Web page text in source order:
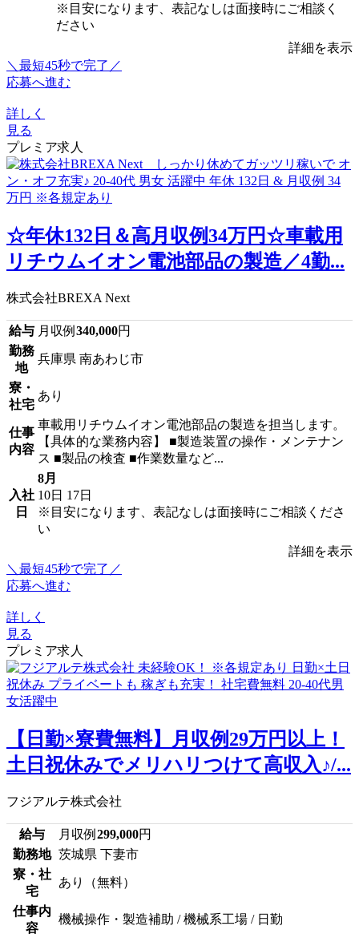
※目安になります、表記なしは面接時にご相談く
ださい
詳細を表示
＼最短45秒で完了／
応募へ進む
詳しく
見る
プレミア求人
☆年休132日＆高月収例34万円☆車載用
リチウムイオン電池部品の製造／4勤...
株式会社BREXA Next
給与 月収例 340,000円
勤務
地
兵庫県 南あわじ市
寮・
社宅
あり
仕事
内容
車載用リチウムイオン電池部品の製造を担当します。
【具体的な業務内容】 ■製造装置の操作・メンテナン
ス ■製品の検査 ■作業数量など...
入社
日
8月
10日 17日
※目安になります、表記なしは面接時にご相談くださ
い
詳細を表示
＼最短45秒で完了／
応募へ進む
詳しく
見る
プレミア求人
【日勤×寮費無料】月収例29万円以上！
土日祝休みでメリハリつけて高収入♪/...
フジアルテ株式会社
給与 月収例 299,000円
勤務地 茨城県 下妻市
寮・社
宅
あり（無料）
仕事内
容
機械操作・製造補助 / 機械系工場 / 日勤